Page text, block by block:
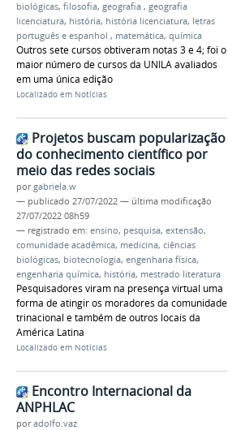
biológicas, filosofia, geografia , geografia
licenciatura, história, história licenciatura, letras
português e espanhol , matemática, química
Outros sete cursos obtiveram notas 3 e 4; foi o
maior número de cursos da UNILA avaliados
em uma única edição
Localizado em Notícias
Projetos buscam popularização
do conhecimento científico por
meio das redes sociais
porgabriela.w
— publicado 27/07/2022 — última modificação
27/07/2022 08h59
— registrado em: ensino, pesquisa, extensão,
comunidade acadêmica, medicina, ciências
biológicas, biotecnologia, engenharia física,
engenharia química, história, mestrado literatura
Pesquisadores viram na presença virtual uma
forma de atingir os moradores da comunidade
trinacional e também de outros locais da
América Latina
Localizado em Notícias
Encontro Internacional da
ANPHLAC
poradolfo.vaz